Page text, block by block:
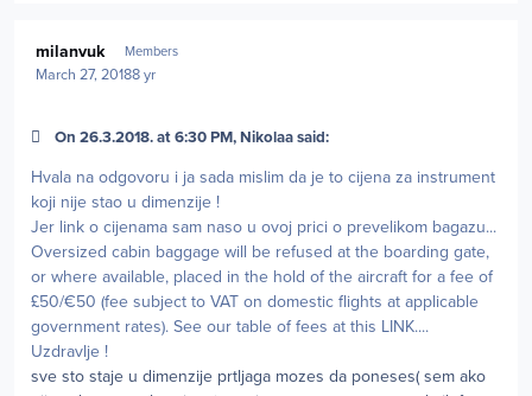
milanvuk Members
March 27, 20188 yr
On 26.3.2018. at 6:30 PM, Nikolaa said:
Hvala na odgovoru i ja sada mislim da je to cijena za instrument
koji nije stao u dimenzije !
Jer link o cijenama sam naso u ovoj prici o prevelikom bagazu...
Oversized cabin baggage will be refused at the boarding gate,
or where available, placed in the hold of the aircraft for a fee of
£50/€50 (fee subject to VAT on domestic flights at applicable
government rates). See our table of fees at this LINK....
Uzdravlje !
sve sto staje u dimenzije prtljaga mozes da poneses( sem ako